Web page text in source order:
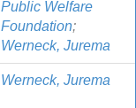
Public Welfare
Foundation;
Werneck, Jurema
Werneck, Jurema